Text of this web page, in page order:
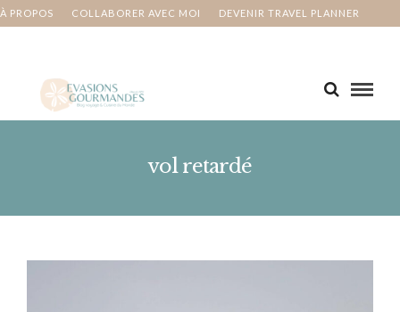
À PROPOS COLLABORER AVEC MOI DEVENIR TRAVEL PLANNER
vol retardé